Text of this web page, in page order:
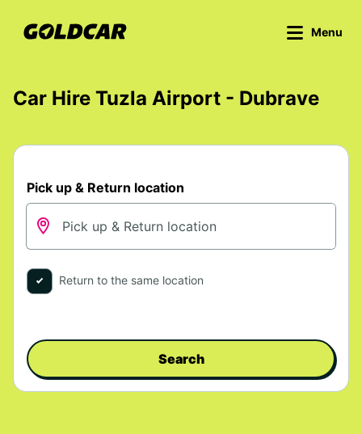
Menu
Car Hire Tuzla Airport - Dubrave
Pick up & Return location
Return to the same location
Search